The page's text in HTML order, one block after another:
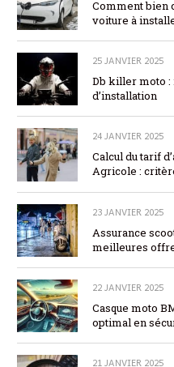
Comment bien
voiture à
25 JANVIER 2025
Db killer moto :
d’installation
24 JANVIER 2025
Calcul du tarif
Agricole :
23 JANVIER 2025
Assurance
meilleures
22 JANVIER 2025
Casque moto
optimal en
21 JANVIER 2025